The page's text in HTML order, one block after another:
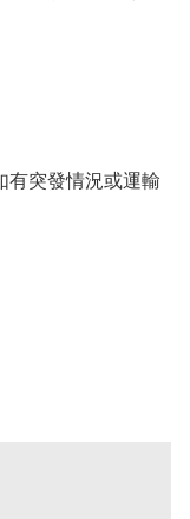
有突發情況或運輸